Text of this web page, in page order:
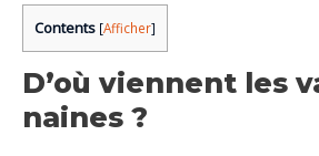
Contents [Afficher]
D’où viennent les
naines ?